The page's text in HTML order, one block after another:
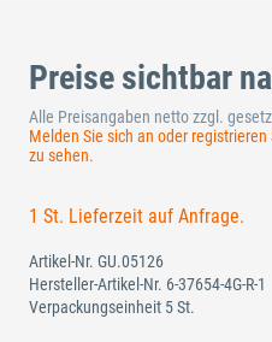
Preise sichtbar
Alle Preisangaben netto zzgl.
Melden Sie sich an oder
zu sehen.
1 St. Lieferzeit auf Anfrage.
Artikel-Nr. GU.05126
Hersteller-Artikel-Nr. 6-37654-4G-R-1
Verpackungseinheit 5 St.